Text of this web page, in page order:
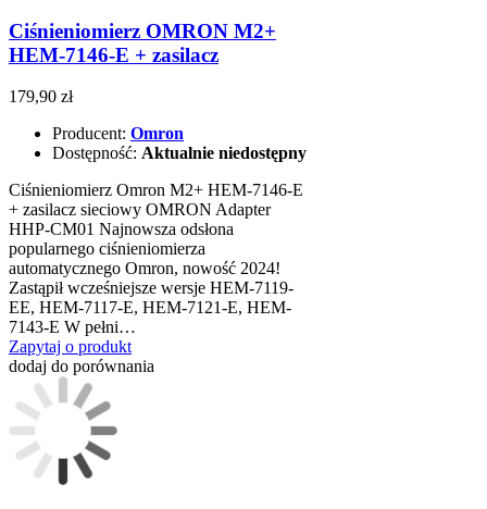
Ciśnieniomierz OMRON M2+
HEM-7146-E + zasilacz
179,90 zł
Producent: Omron
Dostępność: Aktualnie niedostępny
Ciśnieniomierz Omron M2+ HEM-7146-E
+ zasilacz sieciowy OMRON Adapter
HHP-CM01 Najnowsza odsłona
popularnego ciśnieniomierza
automatycznego Omron, nowość 2024!
Zastąpił wcześniejsze wersje HEM-7119-
EE, HEM-7117-E, HEM-7121-E, HEM-
7143-E W pełni…
Zapytaj o produkt
dodaj do porównania